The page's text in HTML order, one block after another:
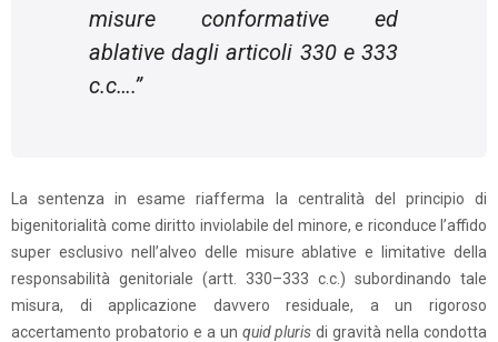
misure conformative ed
ablative dagli articoli 330 e 333
c.c….”
La sentenza in esame riafferma la centralità del principio di
bigenitorialità come diritto inviolabile del minore, e riconduce l’affido
super esclusivo nell’alveo delle misure ablative e limitative della
responsabilità genitoriale (artt. 330–333 c.c.) subordinando tale
misura, di applicazione davvero residuale, a un rigoroso
accertamento probatorio e a un quid pluris di gravità nella condotta